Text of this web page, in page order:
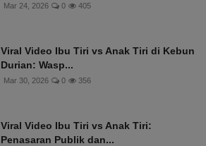
Mar 24, 2026 0 405
Viral Video Ibu Tiri vs Anak Tiri di Kebun
Durian: Wasp...
Mar 30, 2026 0 356
Viral Video Ibu Tiri vs Anak Tiri:
Penasaran Publik dan...